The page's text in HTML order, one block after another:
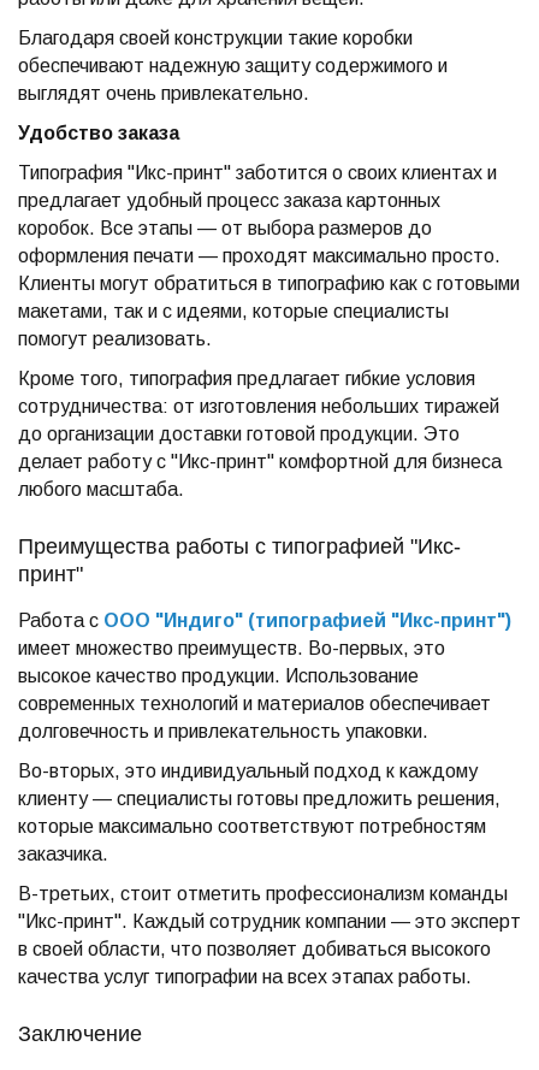
Благодаря своей конструкции такие коробки
обеспечивают надежную защиту содержимого и
выглядят очень привлекательно.
Удобство заказа
Типография "Икс-принт" заботится о своих клиентах и
предлагает удобный процесс заказа картонных
коробок. Все этапы — от выбора размеров до
оформления печати — проходят максимально просто.
Клиенты могут обратиться в типографию как с готовыми
макетами, так и с идеями, которые специалисты
помогут реализовать.
Кроме того, типография предлагает гибкие условия
сотрудничества: от изготовления небольших тиражей
до организации доставки готовой продукции. Это
делает работу с "Икс-принт" комфортной для бизнеса
любого масштаба.
Преимущества работы с типографией "Икс-
принт"
Работа с ООО "Индиго" (типографией "Икс-принт")
имеет множество преимуществ. Во-первых, это
высокое качество продукции. Использование
современных технологий и материалов обеспечивает
долговечность и привлекательность упаковки.
Во-вторых, это индивидуальный подход к каждому
клиенту — специалисты готовы предложить решения,
которые максимально соответствуют потребностям
заказчика.
В-третьих, стоит отметить профессионализм команды
"Икс-принт". Каждый сотрудник компании — это эксперт
в своей области, что позволяет добиваться высокого
качества услуг типографии на всех этапах работы.
Заключение